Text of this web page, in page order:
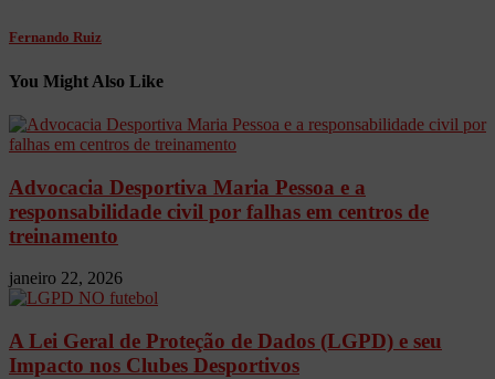
Fernando Ruiz
You Might Also Like
Advocacia Desportiva Maria Pessoa e a
responsabilidade civil por falhas em centros de
treinamento
janeiro 22, 2026
A Lei Geral de Proteção de Dados (LGPD) e seu
Impacto nos Clubes Desportivos